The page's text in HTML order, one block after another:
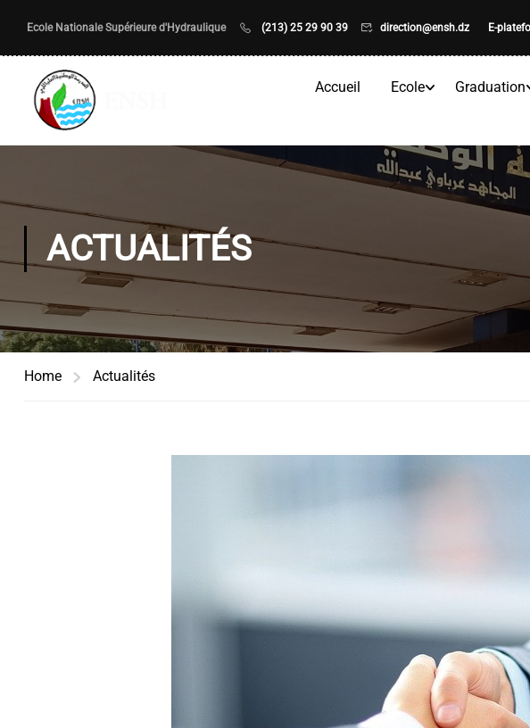
Ecole Nationale Supérieure d'Hydraulique (213) 25 29 90 39 direction@ensh.dz E-
Accueil Ecole Graduation
ACTUALITÉS
Home Actualités